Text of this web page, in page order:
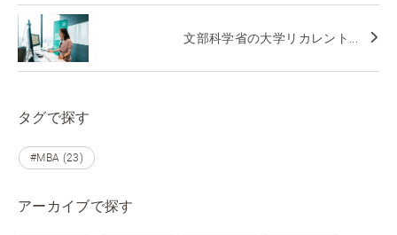
文部科学省の大学リカレント...
タグで探す
#MBA (23)
アーカイブで探す